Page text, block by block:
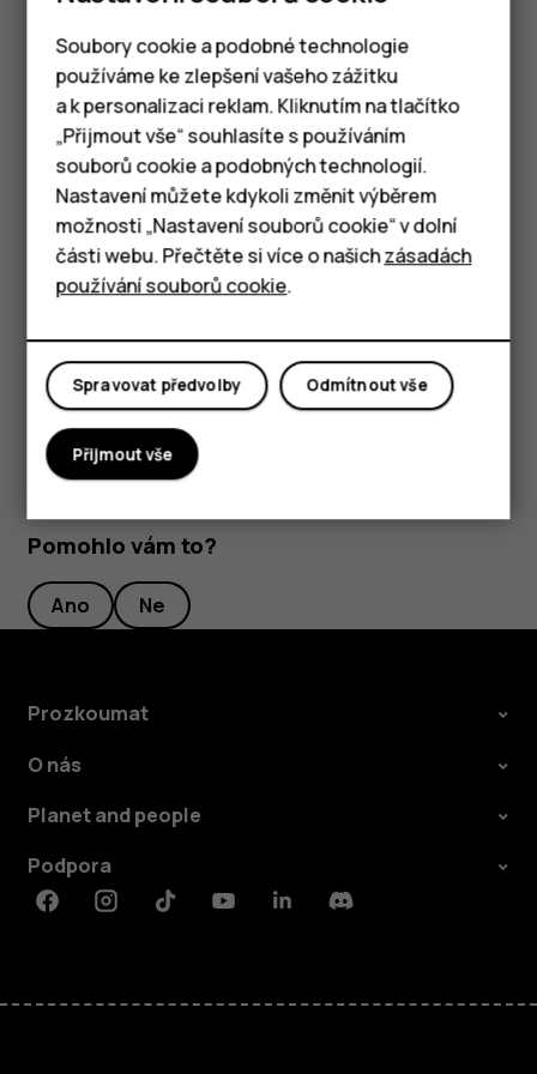
Chytré telefony
Tlačítkové telefony
Tablety
Vyjmutí SIM karty a paměťové karty
Otevřete držák SIM karty a paměťové karty: Zasuňte
nástroj na otevírání držáku karty do otvoru v držáku
a vysuňte držák ven.
Vyjměte SIM kartu a paměťovou kartu.
Zasuňte držák zpět do slotu.
Důležité: Neodebírejte paměťovou kartu, pokud ji
k poškození paměťové karty, zařízení a dat
uložených na kartě.
Pomohlo vám to?
Ano Ne
Prozkoumat
O nás
Planet and people
Podpora
FacebookInstagramTiktokYoutubeLinkedinDiscord
Soubory cookie a podobné technologie
používáme ke zlepšení vašeho zážitku
a k personalizaci reklam. Kliknutím na tlačítko
„Přijmout vše“ souhlasíte s používáním
souborů cookie a podobných technologií.
Nastavení můžete kdykoli změnit výběrem
možnosti „Nastavení souborů cookie“ v dolní
části webu. Přečtěte si více o našichzásadách
používání souborů cookie.
Odmítnout vše
Spravovat předvolby
Přijmout vše